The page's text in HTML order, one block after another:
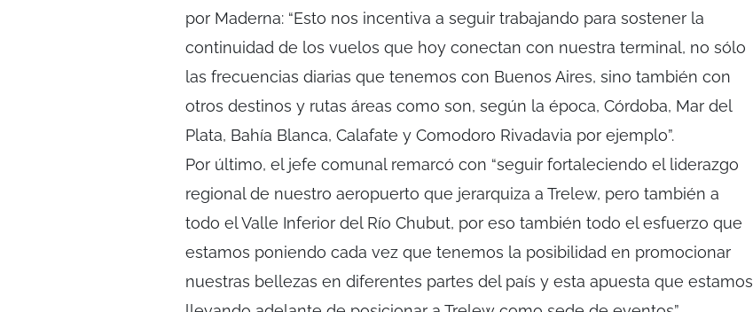
por Maderna: “Esto nos incentiva a seguir trabajando para sostener la
continuidad de los vuelos que hoy conectan con nuestra terminal, no sólo
las frecuencias diarias que tenemos con Buenos Aires, sino también con
otros destinos y rutas áreas como son, según la época, Córdoba, Mar del
Plata, Bahía Blanca, Calafate y Comodoro Rivadavia por ejemplo”.
Por último, el jefe comunal remarcó con “seguir fortaleciendo el liderazgo
regional de nuestro aeropuerto que jerarquiza a Trelew, pero también a
todo el Valle Inferior del Río Chubut, por eso también todo el esfuerzo que
estamos poniendo cada vez que tenemos la posibilidad en promocionar
nuestras bellezas en diferentes partes del país y esta apuesta que estamos